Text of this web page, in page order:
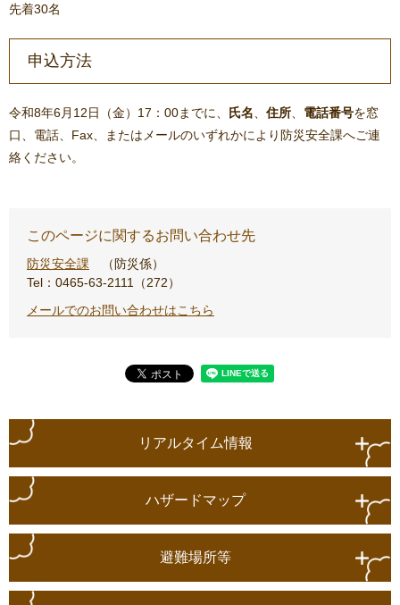
先着30名
申込方法
令和8年6月12日（金）17：00までに、 氏名 住所 電話番号を窓
口、電話、Fax、またはメールのいずれかにより防災安全課へご連
絡ください。
このページに関するお問い合わせ先
防災安全課
防災係
Tel：0465-63-2111（272）
メールでのお問い合わせはこちら
リアルタイム情報
ハザードマップ
避難場所等